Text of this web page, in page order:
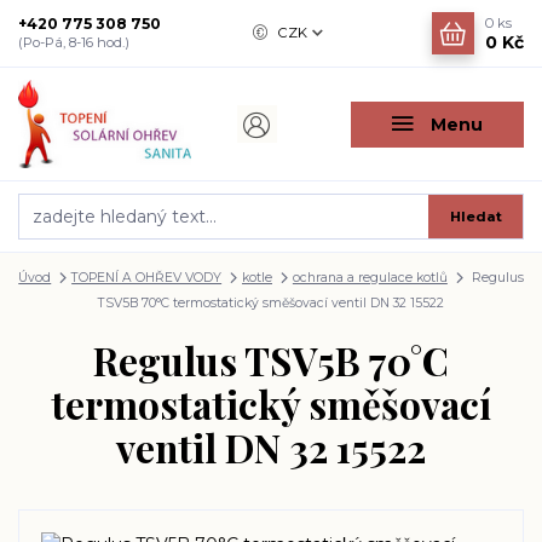
Menu
CZK
Hledat
+420 775 308 750
(Po-Pá, 8-16 hod.)
0 ks
0 Kč
Úvod TOPENÍ A OHŘEV VODY kotle ochrana a regulace kotlů
Regulus
TSV5B 70°C termostatický směšovací ventil DN 32 15522
Regulus TSV5B 70°C
termostatický směšovací
ventil DN 32 15522